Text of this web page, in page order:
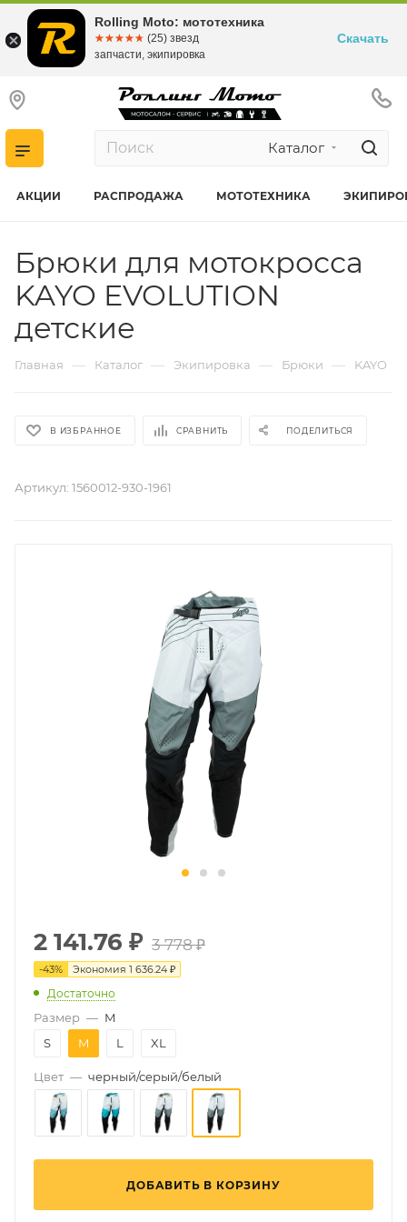
Каталог
АКЦИИ РАСПРОДАЖА МОТОТЕХНИКА
Брюки для мотокросса
KAYO EVOLUTION
детские
Главная — Каталог — Экипировка — Брюки — KAYO
В ИЗБРАННОЕ СРАВНИТЬ ПОДЕЛИТЬСЯ
Артикул: 1560012-930-1961
2 141.76 ₽ 3 778 ₽
-43% Экономия 1 636.24 ₽
Достаточно
Размер — M
S
M L XL
Цвет — черный/серый/белый
ДОБАВИТЬ В КОРЗИНУ
Rolling Moto: мототехника
☆☆☆☆☆
★★★★★ (25) звезд
запчасти, экипировка
Скачать